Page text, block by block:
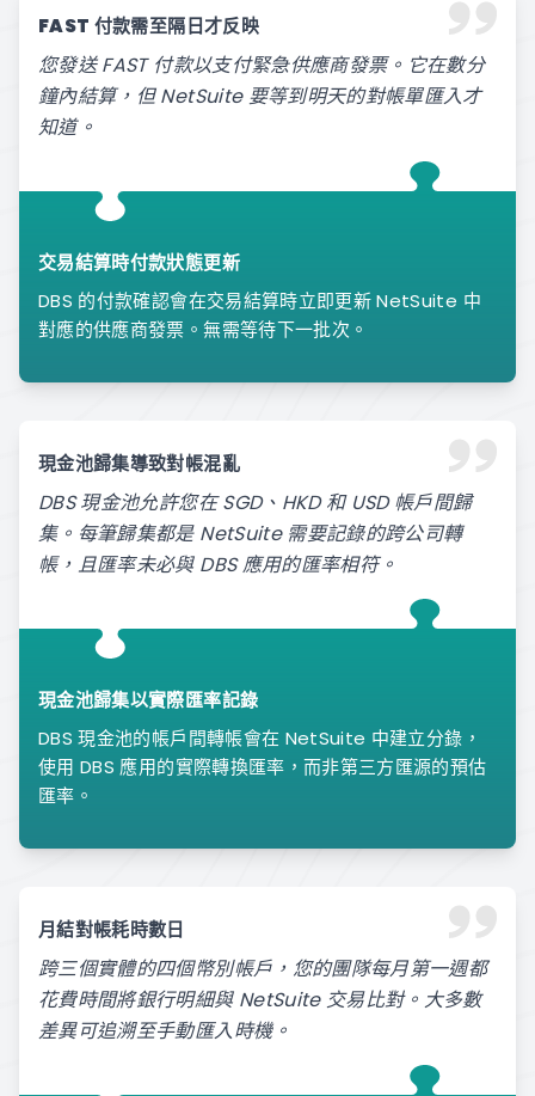
FAST 付款需至隔日才反映
您發送 FAST 付款以支付緊急供應商發票。它在數分
鐘內結算，但 NetSuite 要等到明天的對帳單匯入才
知道。
交易結算時付款狀態更新
DBS 的付款確認會在交易結算時立即更新 NetSuite 中
對應的供應商發票。無需等待下一批次。
現金池歸集導致對帳混亂
DBS 現金池允許您在 SGD、HKD 和 USD 帳戶間歸
集。每筆歸集都是 NetSuite 需要記錄的跨公司轉
帳，且匯率未必與 DBS 應用的匯率相符。
現金池歸集以實際匯率記錄
DBS 現金池的帳戶間轉帳會在 NetSuite 中建立分錄，
使用 DBS 應用的實際轉換匯率，而非第三方匯源的預估
匯率。
月結對帳耗時數日
跨三個實體的四個幣別帳戶，您的團隊每月第一週都
花費時間將銀行明細與 NetSuite 交易比對。大多數
差異可追溯至手動匯入時機。